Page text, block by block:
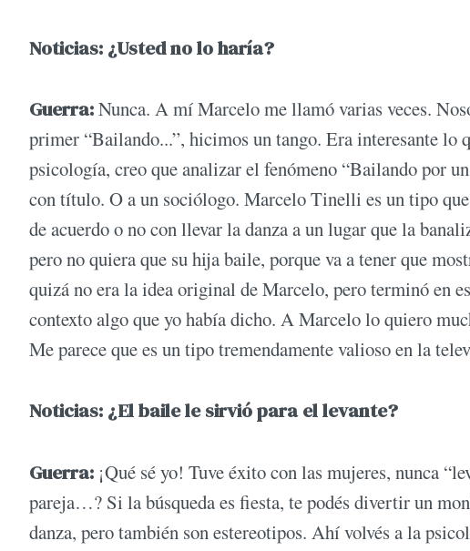
Noticias: ¿Usted no lo haría?
Guerra:Nunca. A mí Marcelo me llamó varias veces.
primer “Bailando...”, hicimos un tango. Era interesante lo
psicología, creo que analizar el fenómeno “Bailando por
con título. O a un sociólogo. Marcelo Tinelli es un tipo
de acuerdo o no con llevar la danza a un lugar que la
pero no quiera que su hija baile, porque va a tener que
quizá no era la idea original de Marcelo, pero terminó en
contexto algo que yo había dicho. A Marcelo lo quiero
Me parece que es un tipo tremendamente valioso en la
Noticias: ¿El baile le sirvió para el levante?
Guerra: ¡Qué sé yo! Tuve éxito con las mujeres, nunca
pareja…? Si la búsqueda es fiesta, te podés divertir un
danza, pero también son estereotipos. Ahí volvés a la